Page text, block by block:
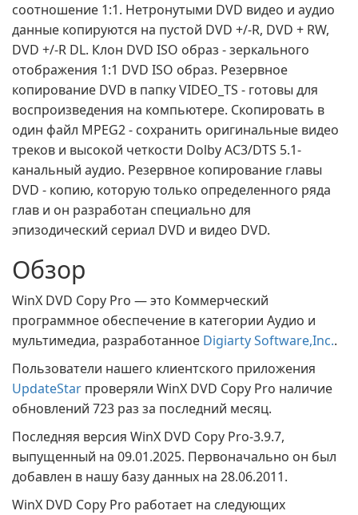
соотношение 1:1. Нетронутыми DVD видео и аудио
данные копируются на пустой DVD +/-R, DVD + RW,
DVD +/-R DL. Клон DVD ISO образ - зеркального
отображения 1:1 DVD ISO образ. Резервное
копирование DVD в папку VIDEO_TS - готовы для
воспроизведения на компьютере. Скопировать в
один файл MPEG2 - сохранить оригинальные видео
треков и высокой четкости Dolby AC3/DTS 5.1-
канальный аудио. Резервное копирование главы
DVD - копию, которую только определенного ряда
глав и он разработан специально для
эпизодический сериал DVD и видео DVD.
Обзор
WinX DVD Copy Pro — это Коммерческий
программное обеспечение в категории Аудио и
мультимедиа, разработанное Digiarty Software,Inc..
Пользователи нашего клиентского приложения
UpdateStar проверяли WinX DVD Copy Pro наличие
обновлений 723 раз за последний месяц.
Последняя версия WinX DVD Copy Pro-3.9.7,
выпущенный на 09.01.2025. Первоначально он был
добавлен в нашу базу данных на 28.06.2011.
WinX DVD Copy Pro работает на следующих